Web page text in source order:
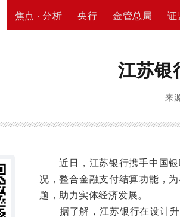
焦点 · 分析 央行 金管总局 证
江苏银
来
近日，江苏银行携手中国银
况，整合金融支付结算功能，
题，助力实体经济发展。
据了解，江苏银行在设计升